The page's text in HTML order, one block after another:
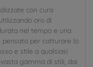
con cura
oro di
nel tempo e una
pensato per catturare lo
e stile a qualsiasi
gamma di stili, dai